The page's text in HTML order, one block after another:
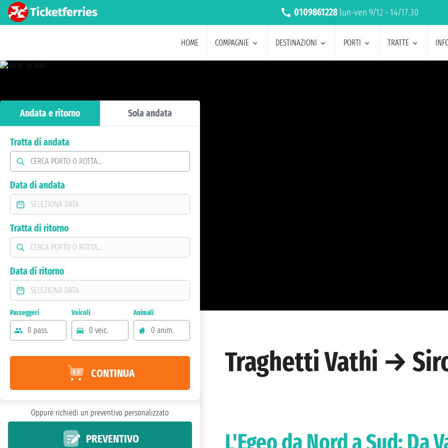
0109861228 lun-ven 9/12 - 14/17.30
HOME COMPAGNIE DESTINAZIONI PORTI TRATTE
Traghetti Vathi →
L'Egeo da Nord a Sud: Da
Andata e ritorno Sola andata
Tratta di andata
Data di andata
Tratta di ritorno
Data di ritorno
Passeggeri
0 pass.
Veicoli
0 veic.
Animali
0 anim.
CONTINUA
Oppure richiedi un preventivo personalizzato
PREVENTIVO